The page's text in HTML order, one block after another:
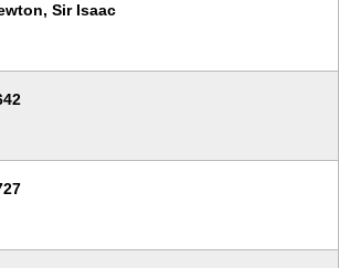
Sir Isaac